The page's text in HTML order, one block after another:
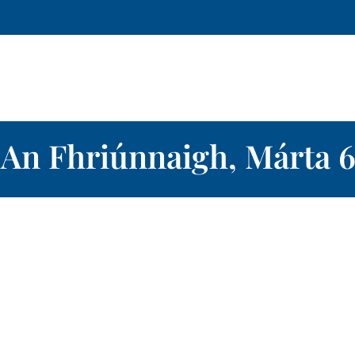
Fhriúnnaigh, Márta